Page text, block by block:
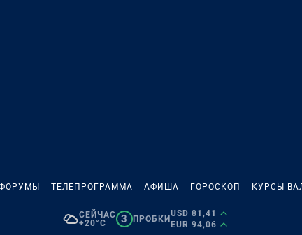
ТЕЛЕПРОГРАММА АФИША ГОРОСКОП КУРСЫ
СЕЙЧАС
+20°C
3 ПРОБКИ
USD 81,41
EUR 94,06